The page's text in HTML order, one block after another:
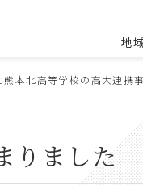
地
熊本北高等学校の高大連携
りました